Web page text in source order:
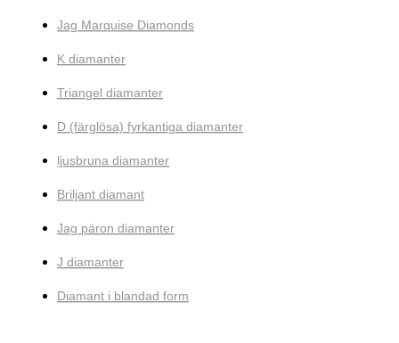
Jag Marquise Diamonds
K diamanter
Triangel diamanter
D (färglösa) fyrkantiga diamanter
ljusbruna diamanter
Briljant diamant
Jag päron diamanter
J diamanter
Diamant i blandad form